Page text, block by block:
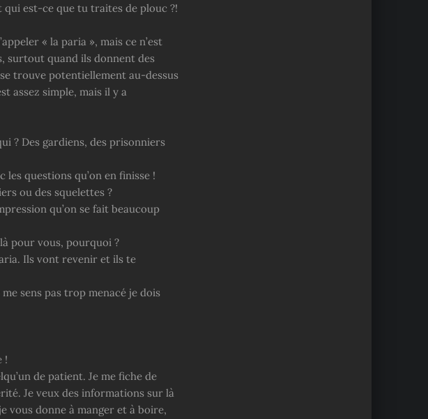
est-ce que tu traites de plouc ?!
« la paria », mais ce n’est
surtout quand ils donnent des
trouve potentiellement au-dessus
assez simple, mais il y a
? Des gardiens, des prisonniers
les questions qu’on en finisse !
ou des squelettes ?
qu’on se fait beaucoup
pour vous, pourquoi ?
Ils vont revenir et ils te
sens pas trop menacé je dois
!
de patient. Je me fiche de
Je veux des informations sur là
vous donne à manger et à boire,